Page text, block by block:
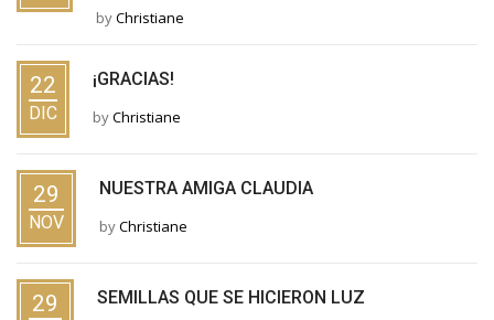
byChristiane
22
DIC
¡GRACIAS!
byChristiane
29
NOV
NUESTRA AMIGA CLAUDIA
byChristiane
29 SEMILLAS QUE SE HICIERON LUZ